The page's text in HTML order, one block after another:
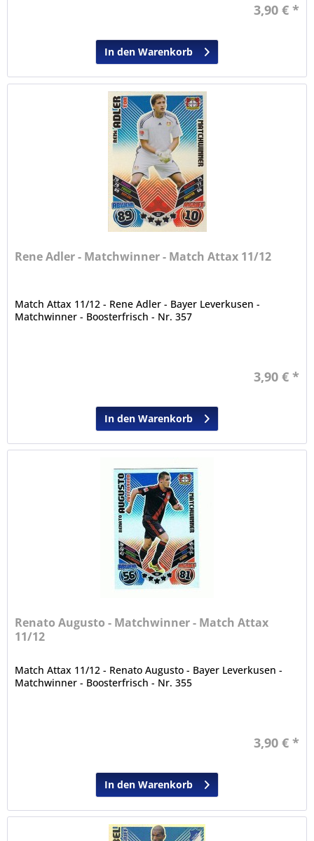
3,90 € *
In den Warenkorb
Rene Adler - Matchwinner - Match Attax 11/12
Match Attax 11/12 - Rene Adler - Bayer Leverkusen -
Matchwinner - Boosterfrisch - Nr. 357
3,90 € *
In den Warenkorb
Renato Augusto - Matchwinner - Match Attax
11/12
Match Attax 11/12 - Renato Augusto - Bayer Leverkusen -
Matchwinner - Boosterfrisch - Nr. 355
3,90 € *
In den Warenkorb